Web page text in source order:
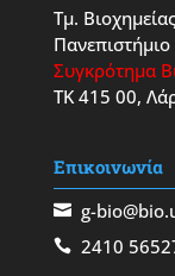
Τμ.
Συγκρότημα
ΤΚ 415 00,
Επικοινωνία
g-
2410